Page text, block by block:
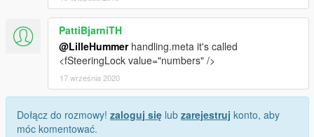
PattiBjarniTH
@LilleHummerhandling.meta it's called
<fSteeringLock value="numbers" />
17 września 2020
Dołącz do rozmowy! zaloguj się lub zarejestruj konto, aby
móc komentować.